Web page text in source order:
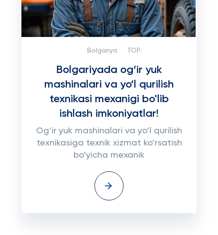
Bolgariya TOP:
Bolgariyada og‘ir yuk
mashinalari va yo‘l qurilish
texnikasi mexanigi bo'lib
ishlash imkoniyatlar!
Og‘ir yuk mashinalari va yo‘l qurilish
texnikasiga texnik xizmat ko‘rsatish
bo‘yicha mexanik